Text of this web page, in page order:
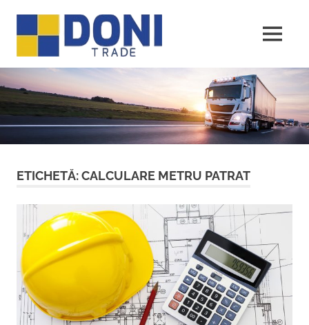
conținut
MENU
ETICHETĂ:CALCULARE METRU PATRAT